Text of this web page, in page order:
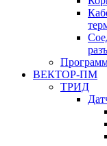
ВЕКТОР-ПМ
ТРИД